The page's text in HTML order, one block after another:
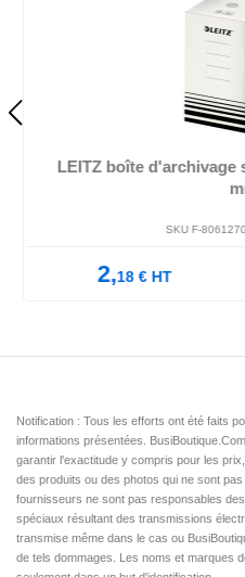
LEITZ boîte d'archivage
SKU F-
2,18€HT
Notification : Tous les efforts ont été faits
informations présentées.
garantir l'exactitude y compris pour les
des produits ou des photos qui ne sont
fournisseurs ne sont pas responsables
spéciaux résultant des transmissions
transmise même dans le cas ou
de tels dommages. Les noms et marques